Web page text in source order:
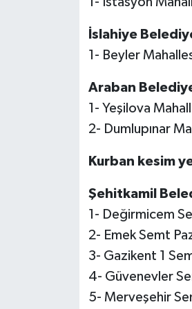
İslahiye
1- Beyler
Araban
1- Yeşilova
2- Dumlupınar
Kurban kesim
Şehitkamil
1- Değirmicem
2- Emek Semt
3- Gazikent 1
4- Güvenevler
5- Merveşehir